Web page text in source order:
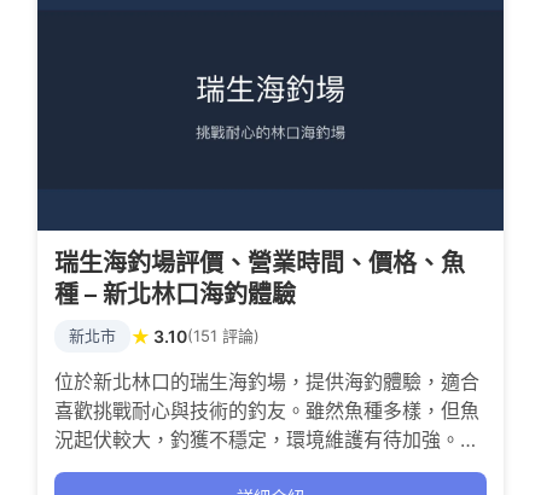
瑞生海釣場評價、營業時間、價格、魚
種 – 新北林口海釣體驗
新北市 ★ 3.10(151 評論)
位於新北林口的瑞生海釣場，提供海釣體驗，適合
喜歡挑戰耐心與技術的釣友。雖然魚種多樣，但魚
況起伏較大，釣獲不穩定，環境維護有待加強。適
合願意嘗試海釣樂趣且不怕偶爾空軍的釣客，體驗